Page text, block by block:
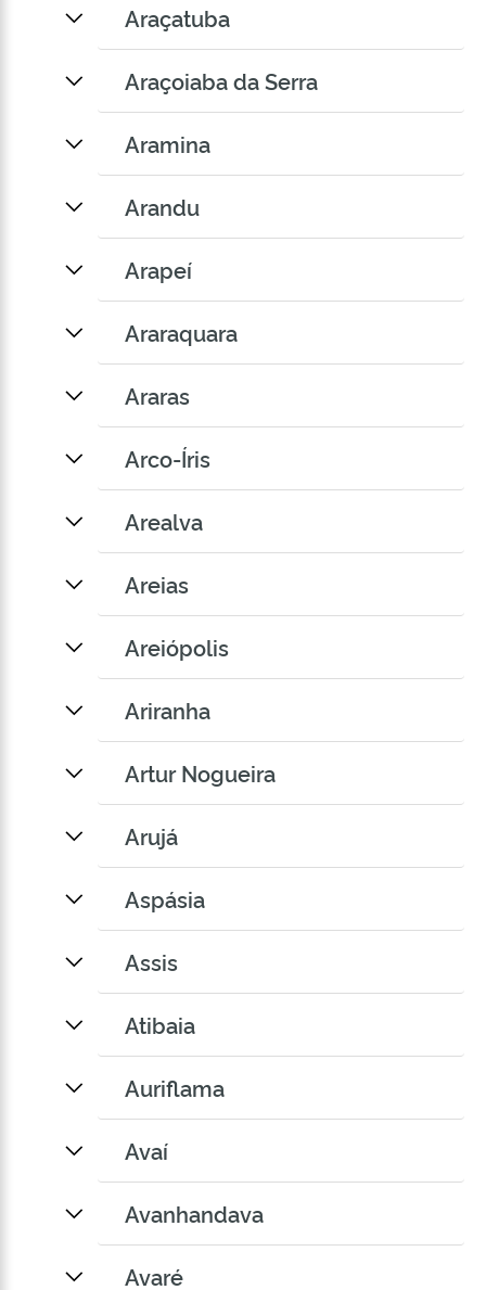
Araçatuba
Araçoiaba da Serra
Aramina
Arandu
Arapeí
Araraquara
Araras
Arco-Íris
Arealva
Areias
Areiópolis
Ariranha
Artur Nogueira
Arujá
Aspásia
Assis
Atibaia
Auriflama
Avaí
Avanhandava
Avaré